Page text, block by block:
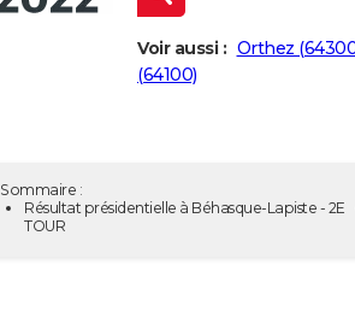
Voir aussi : Orthez
(64100)
Sommaire :
Résultat présidentielle à Béhasque-Lapiste - 2E
TOUR